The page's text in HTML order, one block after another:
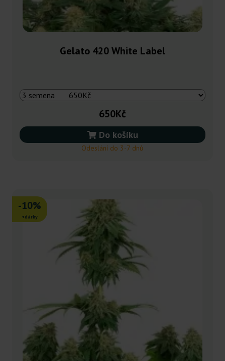
Gelato 420 White Label
650Kč
Do košíku
Odeslání do 3-7 dnů
-10%
+dárky